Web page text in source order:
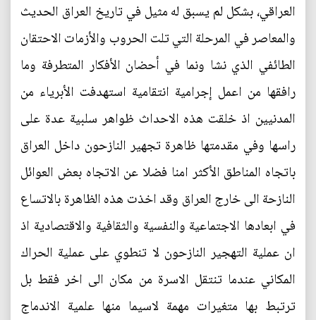
العراقي، بشكل لم يسبق له مثيل في تاريخ العراق الحديث
والمعاصر في المرحلة التي تلت الحروب والأزمات الاحتقان
الطائفي الذي نشا ونما في أحضان الأفكار المتطرفة وما
رافقها من اعمل إجرامية انتقامية استهدفت الأبرياء من
المدنيين اذ خلقت هذه الاحداث ظواهر سلبية عدة على
راسها وفي مقدمتها ظاهرة تجهير النازحون داخل العراق
باتجاه المناطق الأكثر امنا فضلا عن الاتجاه بعض العوائل
النازحة الى خارج العراق وقد اخذت هذه الظاهرة بالاتساع
في ابعادها الاجتماعية والنفسية والثقافية والاقتصادية اذ
ان عملية التهجير النازحون لا تنطوي على عملية الحراك
المكاني عندما تنتقل الاسرة من مكان الى اخر فقط بل
ترتبط بها متغيرات مهمة لاسيما منها علمية الاندماج